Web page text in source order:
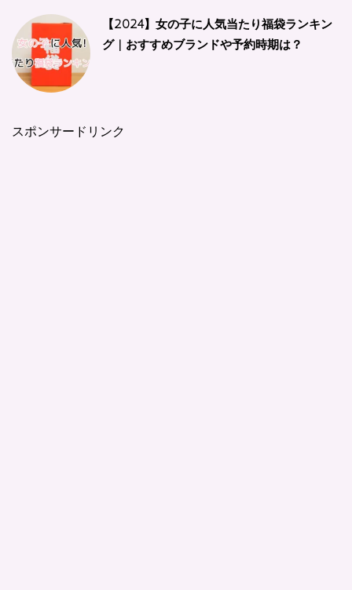
【2024】女の子に人気当たり福袋ランキン
グ | おすすめブランドや予約時期は？
スポンサードリンク